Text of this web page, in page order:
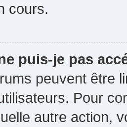
cours.
puis-je pas
peuvent être
Pour
autre action,